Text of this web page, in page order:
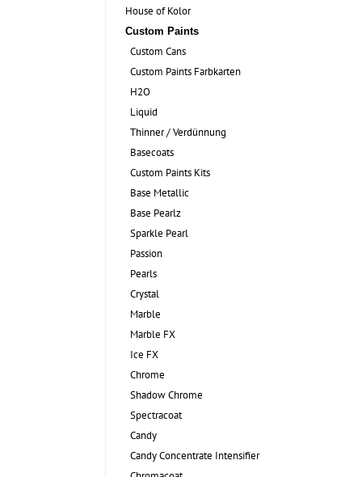
House of Kolor
Custom Paints
Custom Cans
Custom Paints Farbkarten
H2O
Liquid
Thinner / Verdünnung
Basecoats
Custom Paints Kits
Base Metallic
Base Pearlz
Sparkle Pearl
Passion
Pearls
Crystal
Marble
Marble FX
Ice FX
Chrome
Shadow Chrome
Spectracoat
Candy
Candy Concentrate Intensifier